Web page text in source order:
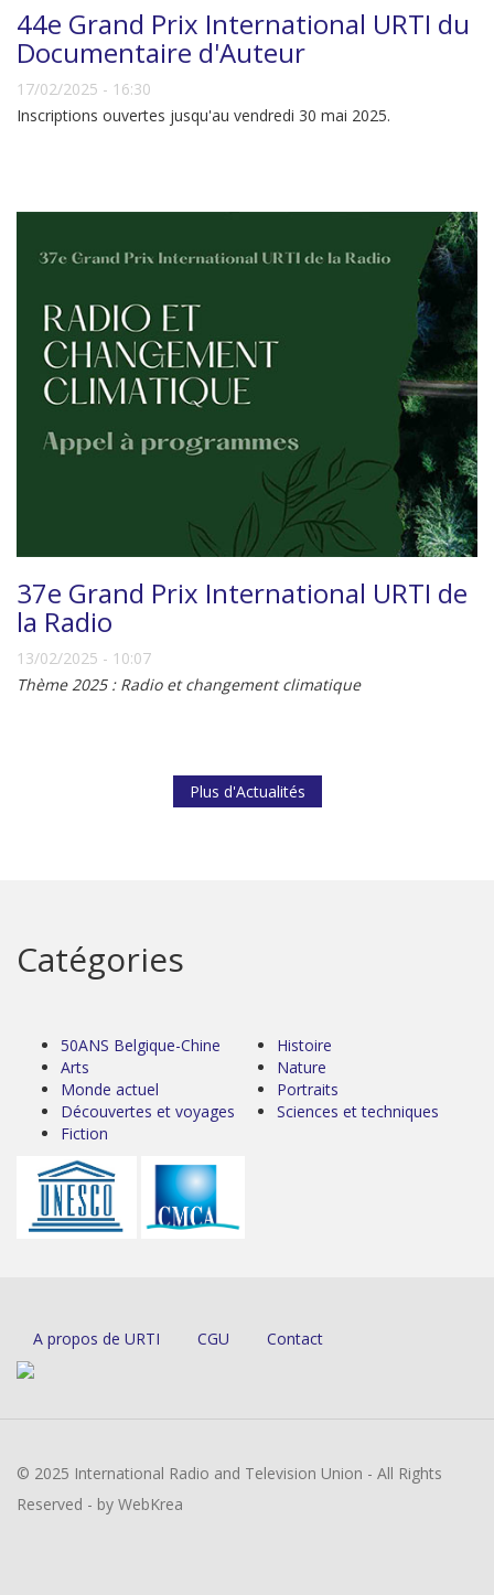
44e Grand Prix International URTI du
Documentaire d'Auteur
17/02/2025 - 16:30
Inscriptions ouvertes jusqu'au vendredi 30 mai 2025.
37e Grand Prix International URTI de
la Radio
13/02/2025 - 10:07
Thème 2025 : Radio et changement climatique
Plus d'Actualités
Catégories
50ANS Belgique-Chine
Arts
Monde actuel
Découvertes et voyages
Fiction
Histoire
Nature
Portraits
Sciences et techniques
A propos de URTI CGU Contact
© 2025 International Radio and Television Union - All Rights
Reserved - by WebKrea